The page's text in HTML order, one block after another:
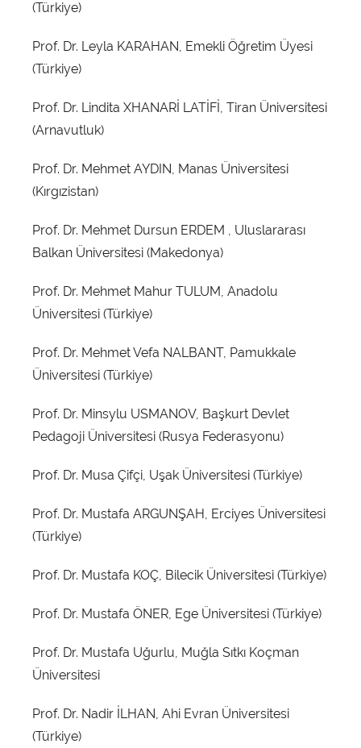
(Türkiye)
Prof. Dr. Leyla KARAHAN, Emekli Öğretim Üyesi
(Türkiye)
Prof. Dr. Lindita XHANARİ LATİFİ, Tiran Üniversitesi
(Arnavutluk)
Prof. Dr. Mehmet AYDIN, Manas Üniversitesi
(Kırgızistan)
Prof. Dr. Mehmet Dursun ERDEM , Uluslararası
Balkan Üniversitesi (Makedonya)
Prof. Dr. Mehmet Mahur TULUM, Anadolu
Üniversitesi (Türkiye)
Prof. Dr. Mehmet Vefa NALBANT, Pamukkale
Üniversitesi (Türkiye)
Prof. Dr. Minsylu USMANOV, Başkurt Devlet
Pedagoji Üniversitesi (Rusya Federasyonu)
Prof. Dr. Musa Çifçi, Uşak Üniversitesi (Türkiye)
Prof. Dr. Mustafa ARGUNŞAH, Erciyes Üniversitesi
(Türkiye)
Prof. Dr. Mustafa KOÇ, Bilecik Üniversitesi (Türkiye)
Prof. Dr. Mustafa ÖNER, Ege Üniversitesi (Türkiye)
Prof. Dr. Mustafa Uğurlu, Muğla Sıtkı Koçman
Üniversitesi
Prof. Dr. Nadir İLHAN, Ahi Evran Üniversitesi
(Türkiye)